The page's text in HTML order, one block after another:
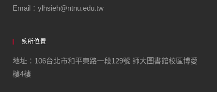
Email：ylhsieh@ntnu.edu.tw
系所位置
地址：106台北市和平東路一段129號 師大圖書館校區博愛
樓4樓